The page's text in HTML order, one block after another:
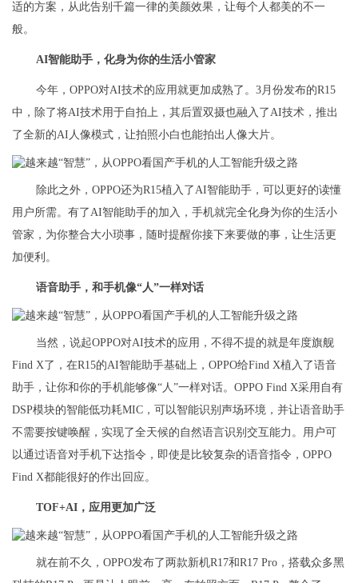
适的方案，从此告别千篇一律的美颜效果，让每个人都美的不一
般。
AI智能助手，化身为你的生活小管家
今年，OPPO对AI技术的应用就更加成熟了。3月份发布的R15
中，除了将AI技术用于自拍上，其后置双摄也融入了AI技术，推出
了全新的AI人像模式，让拍照小白也能拍出人像大片。
除此之外，OPPO还为R15植入了AI智能助手，可以更好的读懂
用户所需。有了AI智能助手的加入，手机就完全化身为你的生活小
管家，为你整合大小琐事，随时提醒你接下来要做的事，让生活更
加便利。
语音助手，和手机像“人”一样对话
当然，说起OPPO对AI技术的应用，不得不提的就是年度旗舰
Find X了，在R15的AI智能助手基础上，OPPO给Find X植入了语音
助手，让你和你的手机能够像“人”一样对话。OPPO Find X采用自有
DSP模块的智能低功耗MIC，可以智能识别声场环境，并让语音助手
不需要按键唤醒，实现了全天候的自然语言识别交互能力。用户可
以通过语音对手机下达指令，即使是比较复杂的语音指令，OPPO
Find X都能很好的作出回应。
TOF+AI，应用更加广泛
就在前不久，OPPO发布了两款新机R17和R17 Pro，搭载众多黑